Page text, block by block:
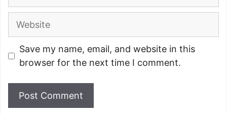
Website
Save my name, email, and website in this
browser for the next time I comment.